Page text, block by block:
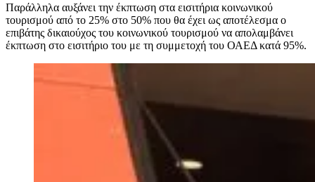
Παράλληλα αυξάνει την έκπτωση στα εισιτήρια κοινωνικού
τουρισμού από το 25% στο 50% που θα έχει ως αποτέλεσμα ο
επιβάτης δικαιούχος του κοινωνικού τουρισμού να απολαμβάνει
έκπτωση στο εισιτήριο του με τη συμμετοχή του ΟΑΕΔ κατά 95%.